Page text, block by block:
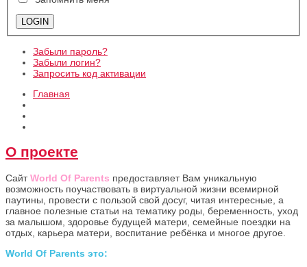
Забыли пароль?
Забыли логин?
Запросить код активации
Главная
О проекте
СайтWorld Of Parents предоставляет Вам уникальную
возможность поучаствовать в виртуальной жизни всемирной
паутины, провести с пользой свой досуг, читая интересные, а
главное полезные статьи на тематику роды, беременность, уход
за малышом, здоровье будущей матери, семейные поездки на
отдых, карьера матери, воспитание ребёнка и многое другое.
World Of Parents это: